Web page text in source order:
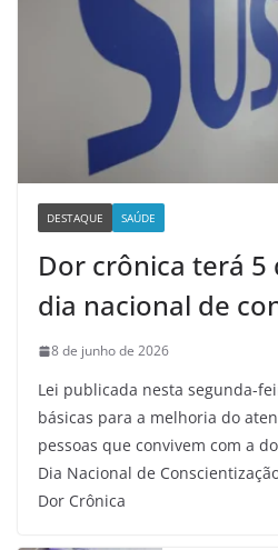
DESTAQUE SAÚDE
Dor crônica terá
dia nacional de
8 de junho de 2026
Lei publicada nesta segunda-
básicas para a melhoria do
pessoas que convivem com a
Dia Nacional de
Dor Crônica